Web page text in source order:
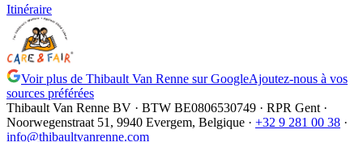
Itinéraire
Voir plus de Thibault Van Renne sur GoogleAjoutez-nous à vos
sources préférées
Thibault Van Renne BV · BTW BE0806530749 · RPR Gent ·
Noorwegenstraat 51, 9940 Evergem, Belgique · +32 9 281 00 38 ·
info@thibaultvanrenne.com